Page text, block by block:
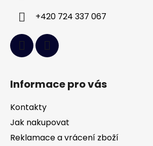
+420 724 337 067
Informace pro vás
Kontakty
Jak nakupovat
Reklamace a vrácení zboží